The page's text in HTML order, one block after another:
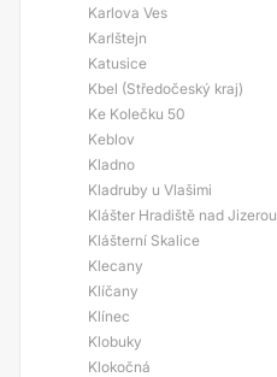
Karlova Ves
Karlštejn
Katusice
Kbel (Středočeský kraj)
Ke Kolečku 50
Keblov
Kladno
Kladruby u Vlašimi
Klášter Hradiště nad Jizerou
Klášterní Skalice
Klecany
Klíčany
Klínec
Klobuky
Klokočná